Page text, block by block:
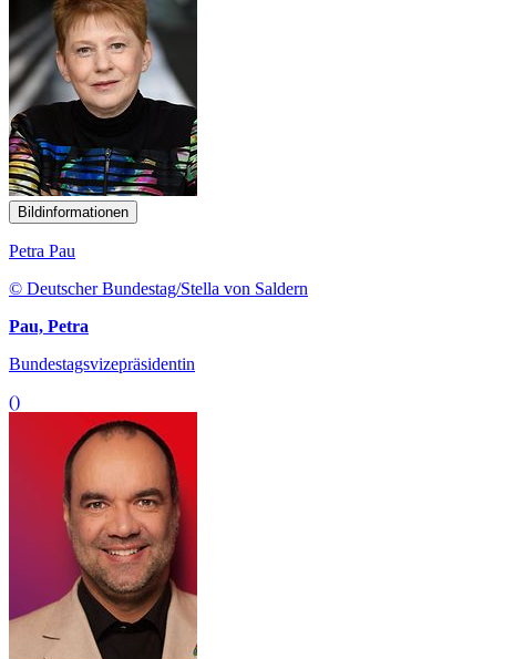
Bildinformationen
Petra Pau
© Deutscher Bundestag/Stella von Saldern
Pau, Petra
Bundestagsvizepräsidentin
()